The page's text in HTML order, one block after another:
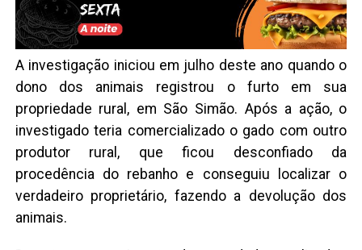
A investigação iniciou em julho deste ano quando o
dono dos animais registrou o furto em sua
propriedade rural, em São Simão. Após a ação, o
investigado teria comercializado o gado com outro
produtor rural, que ficou desconfiado da
procedência do rebanho e conseguiu localizar o
verdadeiro proprietário, fazendo a devolução dos
animais.